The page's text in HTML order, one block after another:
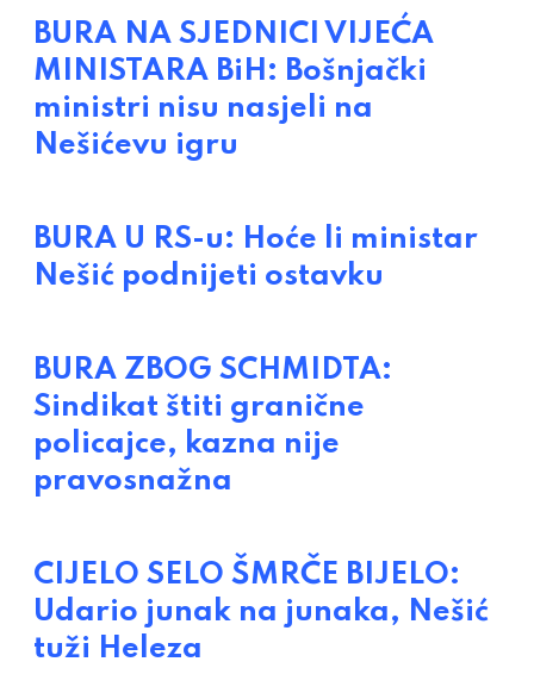
BURA NA SJEDNICI VIJEĆA
MINISTARA BiH: Bošnjački
ministri nisu nasjeli na
Nešićevu igru
BURA U RS-u: Hoće li ministar
Nešić podnijeti ostavku
BURA ZBOG SCHMIDTA:
Sindikat štiti granične
policajce, kazna nije
pravosnažna
CIJELO SELO ŠMRČE BIJELO:
Udario junak na junaka, Nešić
tuži Heleza